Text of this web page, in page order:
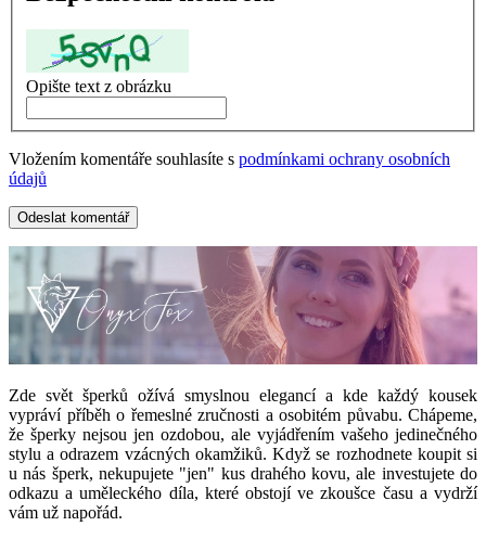
Opište text z obrázku
Vložením komentáře souhlasíte s podmínkami ochrany osobních
údajů
Odeslat komentář
Zde svět šperků ožívá smyslnou elegancí a kde každý kousek
vypráví příběh o řemeslné zručnosti a osobitém půvabu. Chápeme,
že šperky nejsou jen ozdobou, ale vyjádřením vašeho jedinečného
stylu a odrazem vzácných okamžiků. Když se rozhodnete koupit si
u nás šperk, nekupujete "jen" kus drahého kovu, ale investujete do
odkazu a uměleckého díla, které obstojí ve zkoušce času a vydrží
vám už napořád.